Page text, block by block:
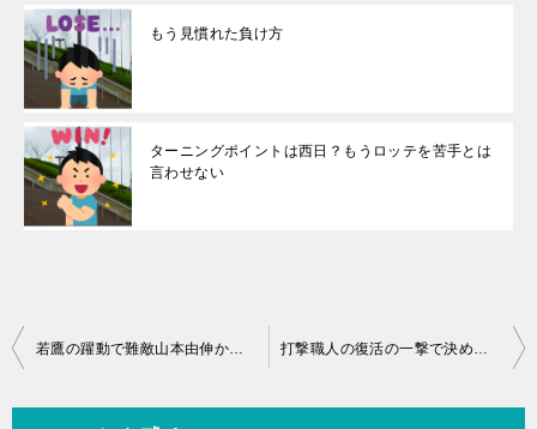
もう見慣れた負け方
ターニングポイントは西日？もうロッテを苦手とは
言わせない
投
若鷹の躍動で難敵山本由伸から勝利！ 打撃職人の復活の一撃で決めた5連勝！